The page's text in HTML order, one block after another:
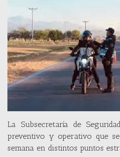
La Subsecretaría de
preventivo y operativo que
semana en distintos puntos